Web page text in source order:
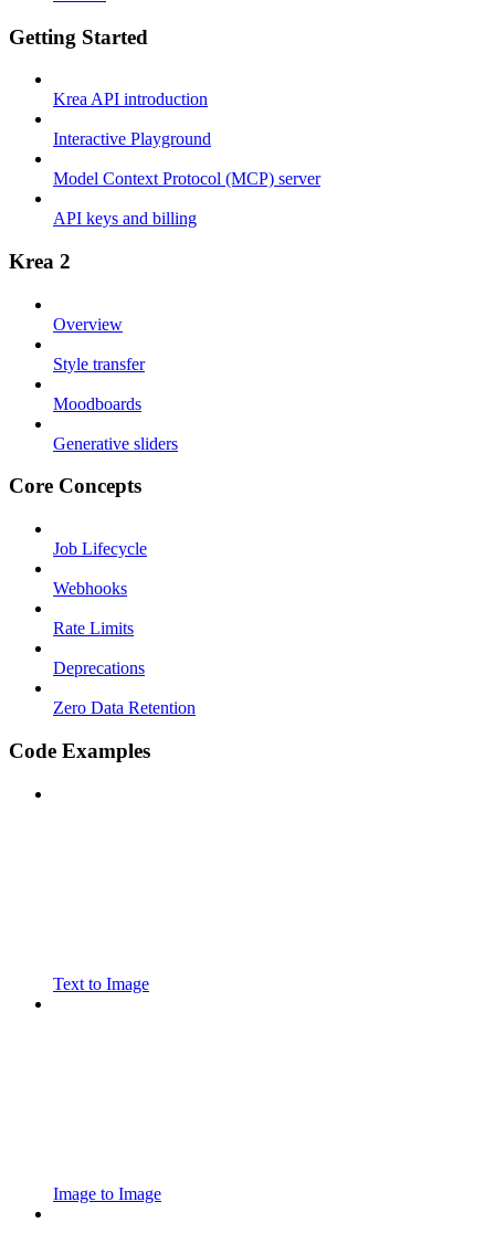
Getting Started
Krea API introduction
Interactive Playground
Model Context Protocol (MCP) server
API keys and billing
Krea 2
Overview
Style transfer
Moodboards
Generative sliders
Core Concepts
Job Lifecycle
Webhooks
Rate Limits
Deprecations
Zero Data Retention
Code Examples
Text to Image
Image to Image